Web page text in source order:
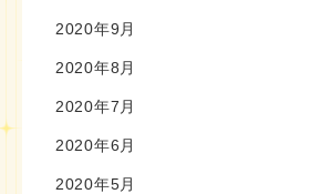
2020年9月
2020年8月
2020年7月
2020年6月
2020年5月